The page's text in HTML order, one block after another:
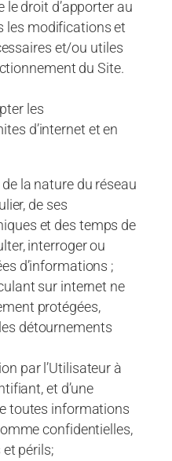
le droit d’apporter au
les modifications et
et/ou utiles
du Site.
les
d’internet et en
la nature du réseau
de ses
et des temps de
interroger ou
d’informations ;
sur internet ne
protégées,
détournements
par l’Utilisateur à
et d’une
toutes informations
confidentielles,
périls;